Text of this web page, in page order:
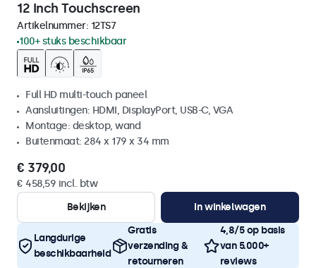
12 Inch Touchscreen
Artikelnummer: 12TS7
100+ stuks beschikbaar
Full HD multi-touch paneel
Aansluitingen: HDMI, DisplayPort, USB-C, VGA
Montage: desktop, wand
Buitenmaat: 284 x 179 x 34 mm
€ 379,00
€ 458,59 incl. btw
Bekijken
In winkelwagen
Langdurige
beschikbaarheid
Gratis
verzending &
retourneren
4,8/5 op basis
van 5.000+
reviews